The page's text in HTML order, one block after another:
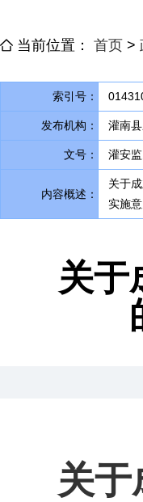
当前位置： 首页 >
索引号：
发布机构： 灌南
文号： 灌安
内容概述：
关于
实施
关于
关